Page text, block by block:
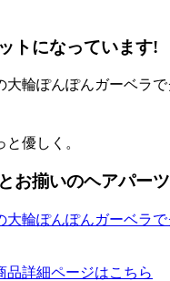
トになっています!
優しく。
お揃いのヘアパーツ
品詳細ページはこちら